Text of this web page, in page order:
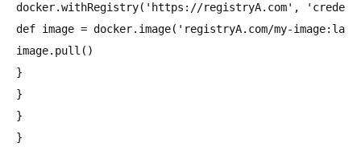
docker.withRegistry('https://registryA.com',
def image = docker.image('registryA.com/my-
image.pull()
}
}
}
}